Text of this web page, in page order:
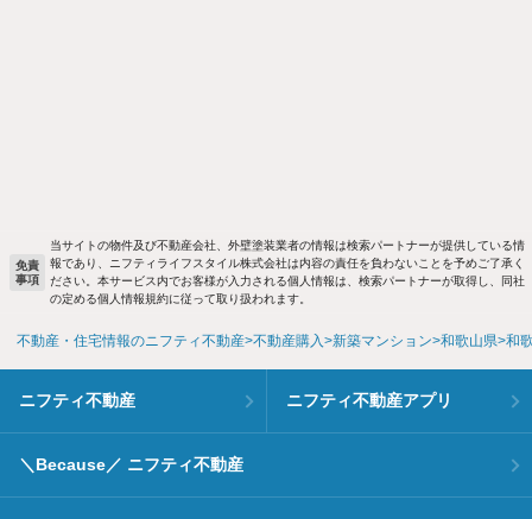
免責
事項
当サイトの物件及び不動産会社、外壁塗装業者の情報は検索パートナーが提供している情
報であり、ニフティライフスタイル株式会社は内容の責任を負わないことを予めご了承く
ださい。本サービス内でお客様が入力される個人情報は、検索パートナーが取得し、同社
の定める個人情報規約に従って取り扱われます。
不動産・住宅情報のニフティ不動産 不動産購入 新築マンション 和歌山県 和
ニフティ不動産 ニフティ不動産アプリ
＼Because／ ニフティ不動産